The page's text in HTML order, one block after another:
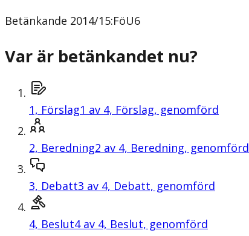
Betänkande 2014/15:FöU6
Var är betänkandet nu?
1, Förslag1 av 4, Förslag, genomförd
2, Beredning2 av 4, Beredning, genomförd
3, Debatt3 av 4, Debatt, genomförd
4, Beslut4 av 4, Beslut, genomförd